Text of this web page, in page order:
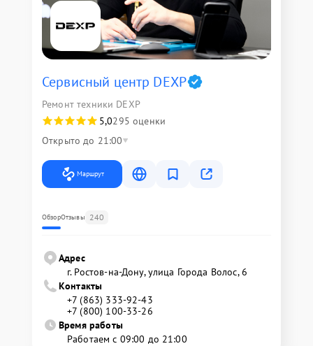
Сервисный центр DEXP
Ремонт техники DEXP
5,0295 оценки
Открыто до 21:00
Маршрут
ОбзорОтзывы 240
Адрес
г. Ростов-на-Дону, улица Города Волос, 6
Контакты
+7 (863) 333-92-43
+7 (800) 100-33-26
Время работы
Работаем с 09:00 до 21:00